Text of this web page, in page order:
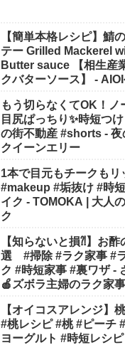
【簡単本格レシピ】鯖
テー Grilled Mackerel with Garlic
Butter sauce 【相生産業 ガーリッ
クバターソース】 -
もう切らなくてOK！ノ
目尻ぱっちり✨時短つ
の街不動産 #shorts - 夜
クイーンエリー
1本で目元もチークもリ
#makeup #垢抜け #時
イク - TOMOKA | 大人
ク
【知らないと損⁈】お酢
選 #掃除 #ラク家事 #
ク #時短家事 #裏ワザ -
🍎ズボラ主婦のラク家
【オイコスアレンジ】
#桃レシピ #桃 #ピーチ
ヨーグルト #時短レシ